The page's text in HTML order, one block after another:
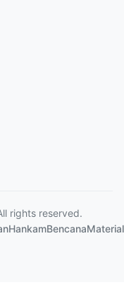
rights reserved.
HankamBencanaMaterial